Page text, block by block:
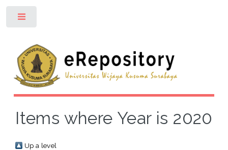
Items where Year is 2020
Up a level